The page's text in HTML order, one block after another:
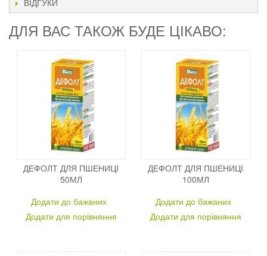
ВІДГУКИ
ДЛЯ ВАС ТАКОЖ БУДЕ ЦІКАВО:
ДЕФОЛТ ДЛЯ ПШЕНИЦІ
50МЛ
Додати до бажаних
Додати для порівняння
ДЕФОЛТ ДЛЯ ПШЕНИЦІ
100МЛ
Додати до бажаних
Додати для порівняння